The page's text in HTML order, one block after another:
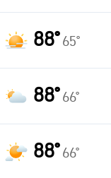
88° 65°
88° 66°
88° 66°